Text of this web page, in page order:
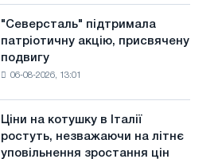
в
у
с
а
й
т
"Северсталь" підтримала
патріотичну акцію, присвячену
подвигу
06-08-2026, 13:01
Ціни на котушку в Італії
ростуть, незважаючи на літнє
уповільнення зростання цін